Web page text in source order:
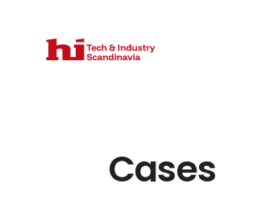
Cases